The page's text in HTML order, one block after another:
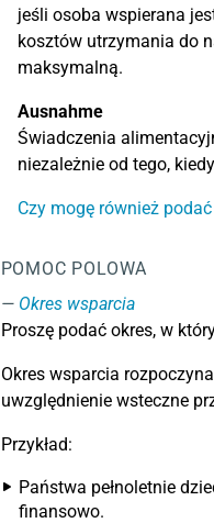
jeśli osoba wspierana
kosztów utrzymania do
maksymalną.
Ausnahme
Świadczenia
niezależnie od tego,
Czy mogę również
POMOC POLOWA
Okres wsparcia
Proszę podać okres, w
Okres wsparcia
uwzględnienie wsteczne
Przykład:
Państwa pełnoletnie
finansowo.